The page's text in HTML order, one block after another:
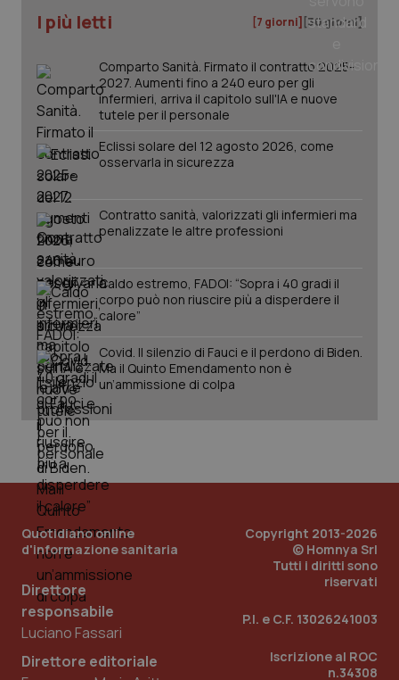
I più letti [7 giorni] [30 giorni]
Comparto Sanità. Firmato il contratto 2025-
2027. Aumenti fino a 240 euro per gli
infermieri, arriva il capitolo sull'IA e nuove
tutele per il personale
Eclissi solare del 12 agosto 2026, come
osservarla in sicurezza
Contratto sanità, valorizzati gli infermieri ma
penalizzate le altre professioni
Caldo estremo, FADOI: “Sopra i 40 gradi il
corpo può non riuscire più a disperdere il
calore”
Covid. Il silenzio di Fauci e il perdono di Biden.
Ma il Quinto Emendamento non è
un’ammissione di colpa
Quotidiano online
d'informazione sanitaria
Direttore
responsabile
Luciano Fassari
Direttore editoriale
Copyright 2013-2026
© Homnya Srl
Tutti i diritti sono
riservati
P.I. e C.F. 13026241003
Iscrizione al ROC
n.34308
PHPSESSID
PHP.net
www.quotidianosanita.it
_ga_KM60CM4NPH .quotidianosanita.it
1